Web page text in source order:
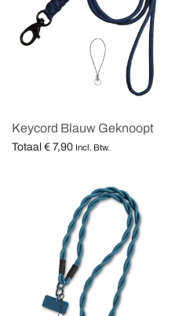
Keycord Blauw Geknoopt
Totaal € 7,90 Incl. Btw.